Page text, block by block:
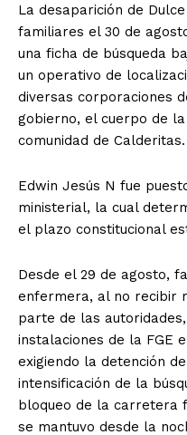
El
La desaparición de
familiares el 30 de
una ficha de búsqueda
un operativo de
diversas corporaciones
gobierno, el cuerpo de
comunidad de Calderitas.
Edwin Jesús N fue
ministerial, la cual
el plazo constitucional
Desde el 29 de agosto,
enfermera, al no recibir
parte de las
instalaciones de la FGE
exigiendo la detención
intensificación de la
bloqueo de la carretera
se mantuvo desde la